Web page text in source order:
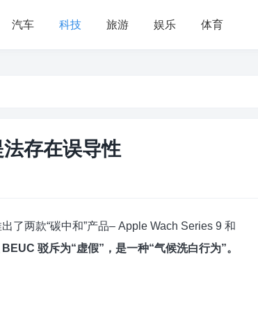
汽车 科技 旅游 娱乐 体育
存在误导性
了两款“碳中和”产品– Apple Wach Series 9 和
驳斥为“虚假”，是一种“气候洗白行为”。